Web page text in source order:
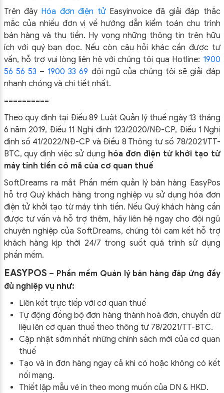
Trên đây Hóa đơn điện tử Easyinvoiceđã giải đáp thắc
mắc của nhiều đơn vị về hướng dẫn kiểm toán chu trình
bán hàng và thu tiền. Hy vọng những thông tin trên hữu
ích với quý bạn đọc. Nếu còn câu hỏi khác cần được tư
vấn, hỗ trợ vui lòng liên hệ với chúng tôi qua Hotline: 1900
56 56 53 – 1900 33 69 đội ngũ của chúng tôi sẽ giải đáp
nhanh chóng và chi tiết nhất.
==========
Theo quy định tại Điều 89 Luật Quản lý thuế ngày 13 tháng
6 năm 2019, Điều 11 Nghị định 123/2020/NĐ-CP, Điều 1 Nghị
định số 41/2022/NĐ-CP và Điều 8 Thông tư số 78/2021/TT-
BTC, quy định việc sử dụng hóa đơn điện tử khởi tạo từ
máy tính tiền có mã của cơ quan thuế
SoftDreams ra mắt Phần mềm quản lý bán hàng EasyPos
hỗ trợ Quý khách hàng trong nghiệp vụ sử dụnghóa đơn
điện tử khởi tạo từ máy tính tiền. Nếu Quý khách hàng cần
được tư vấn và hỗ trợ thêm, hãy liên hệ ngay cho đội ngũ
chuyên nghiệp của SoftDreams, chúng tôi cam kết hỗ trợ
khách hàng kịp thời 24/7 trong suốt quá trình sử dụng
phần mềm.
EASYPOS – Phần mềm Quản lý bán hàng đáp ứng đầy
đủ nghiệp vụ như:
Liên kết trực tiếp với cơ quan thuế
Tự động đồng bộ đơn hàng thành hoá đơn, chuyển dữ
liệu lên cơ quan thuế theo thông tư 78/2021/TT-BTC.
Cập nhật sớm nhất những chính sách mới của cơ quan
thuế
Tạo và in đơn hàng ngay cả khi có hoặc không có kết
nối mạng.
Thiết lập mẫu vé in theo mong muốn của DN & HKD.